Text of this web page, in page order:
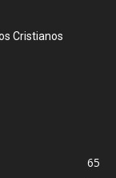
Cristianos
65